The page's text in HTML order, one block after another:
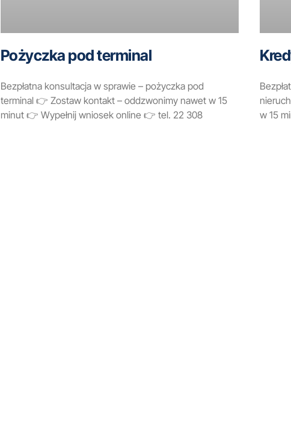
Pożyczka pod terminal
Bezpłatna konsultacja w sprawie – pożyczka pod
terminal 👉 Zostaw kontakt – oddzwonimy nawet w 15
minut 👉 Wypełnij wniosek online 👉 tel. 22 308
w 15